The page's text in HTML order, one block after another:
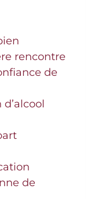
rencontre
de
de